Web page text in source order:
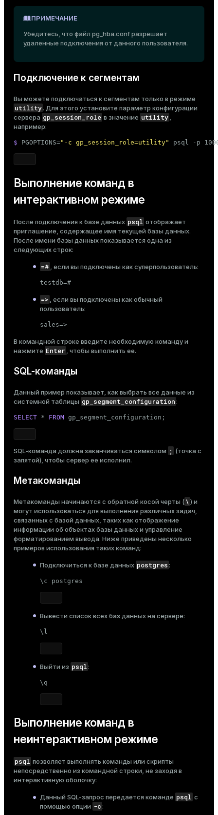
ПРИМЕЧАНИЕ
Убедитесь, что файл pg_hba.confразрешает
удаленные подключения от данного пользователя.
Подключение к сегментам
Вы можете подключаться к сегментам только в режиме
utility. Для этого установите параметр конфигурации
сервера gp_session_role в значение utility,
например:
$ PGOPTIONS="-c gp_session_role=utility" psql -p
Выполнение команд в
интерактивном режиме
После подключения к базе данных psql отображает
приглашение, содержащее имя текущей базы данных.
После имени базы данных показывается одна из
следующих строк:
=# , если вы подключены как суперпользователь:
testdb=#
=>
, если вы подключены как обычный
пользователь:
sales=>
В командной строке введите необходимую команду и
нажмите Enter , чтобы выполнить ее.
SQL-команды
Данный пример показывает, как выбрать все данные из
системной таблицы gp_segment_configuration:
SELECT * FROM gp_segment_configuration;
SQL-команда должна заканчиваться символом ; (точка с
запятой), чтобы сервер ее исполнил.
Метакоманды
Метакоманды начинаются с обратной косой черты (\ ) и
могут использоваться для выполнения различных задач,
связанных с базой данных, таких как отображение
информации об объектах базы данных и управление
форматированием вывода. Ниже приведены несколько
примеров использования таких команд:
Подключиться к базе данных postgres:
\c postgres
Вывести список всех баз данных на сервере:
\l
Выйти из psql:
\q
Выполнение команд в
неинтерактивном режиме
psql позволяет выполнять команды или скрипты
непосредственно из командной строки, не заходя в
интерактивную оболочку:
Данный SQL-запрос передается команде psql с
помощью опции -c: